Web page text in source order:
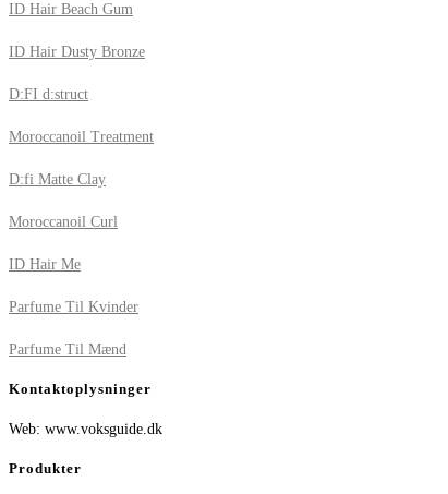
ID Hair Beach Gum
ID Hair Dusty Bronze
D:FI d:struct
Moroccanoil Treatment
D:fi Matte Clay
Moroccanoil Curl
ID Hair Me
Parfume Til Kvinder
Parfume Til Mænd
Kontaktoplysninger
Web: www.voksguide.dk
Produkter